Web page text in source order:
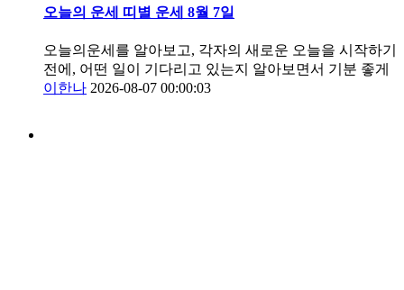
오늘의 운세 띠별 운세 8월 7일
오늘의운세를 알아보고, 각자의 새로운 오늘을 시작하기
전에, 어떤 일이 기다리고 있는지 알아보면서 기분 좋게
이한나 2026-08-07 00:00:03